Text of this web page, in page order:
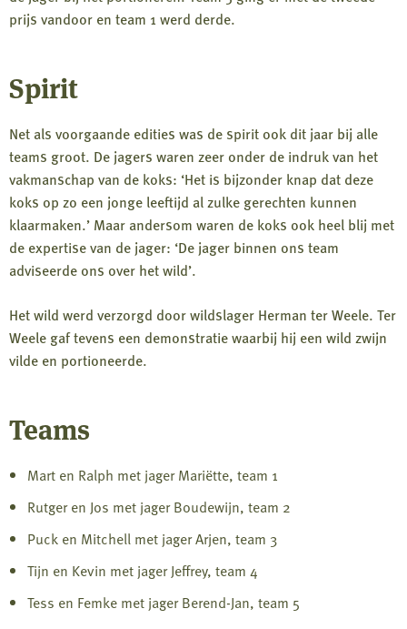
prijs vandoor en team 1 werd derde.
Spirit
Net als voorgaande edities was de spirit ook dit jaar bij alle
teams groot. De jagers waren zeer onder de indruk van het
vakmanschap van de koks: ‘Het is bijzonder knap dat deze
koks op zo een jonge leeftijd al zulke gerechten kunnen
klaarmaken.’ Maar andersom waren de koks ook heel blij met
de expertise van de jager: ‘De jager binnen ons team
adviseerde ons over het wild’.
Het wild werd verzorgd door wildslager Herman ter Weele. Ter
Weele gaf tevens een demonstratie waarbij hij een wild zwijn
vilde en portioneerde.
Teams
Mart en Ralph met jager Mariëtte, team 1
Rutger en Jos met jager Boudewijn, team 2
Puck en Mitchell met jager Arjen, team 3
Tijn en Kevin met jager Jeffrey, team 4
Tess en Femke met jager Berend-Jan, team 5